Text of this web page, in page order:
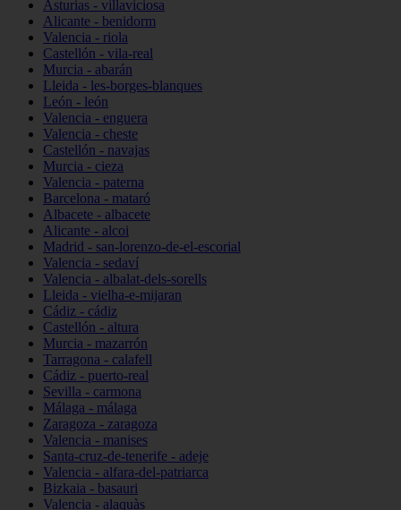
Asturias - villaviciosa
Alicante - benidorm
Valencia - riola
Castellón - vila-real
Murcia - abarán
Lleida - les-borges-blanques
León - león
Valencia - enguera
Valencia - cheste
Castellón - navajas
Murcia - cieza
Valencia - paterna
Barcelona - mataró
Albacete - albacete
Alicante - alcoi
Madrid - san-lorenzo-de-el-escorial
Valencia - sedaví
Valencia - albalat-dels-sorells
Lleida - vielha-e-mijaran
Cádiz - cádiz
Castellón - altura
Murcia - mazarrón
Tarragona - calafell
Cádiz - puerto-real
Sevilla - carmona
Málaga - málaga
Zaragoza - zaragoza
Valencia - manises
Santa-cruz-de-tenerife - adeje
Valencia - alfara-del-patriarca
Bizkaia - basauri
Valencia - alaquàs